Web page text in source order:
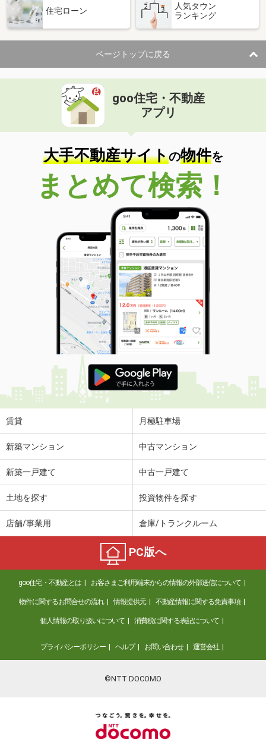
住宅ローン
人気タウン
ランキング
ページトップに戻る
goo住宅・不動産
アプリ
大手不動産サイトの物件を
まとめて検索！
賃貸 月極駐車場
新築マンション 中古マンション
新築一戸建て 中古一戸建て
土地を探す 投資物件を探す
店舗/事業用 倉庫/トランクルーム
PC版へ
goo住宅・不動産とは お客さまご利用端末からの情報の外部送信について
物件に関するお問合せの流れ 情報提供元 不動産情報に関する免責事項
個人情報の取り扱いについて 消費税に関する表記について
プライバシーポリシー ヘルプ お問い合わせ 運営会社
©NTT DOCOMO